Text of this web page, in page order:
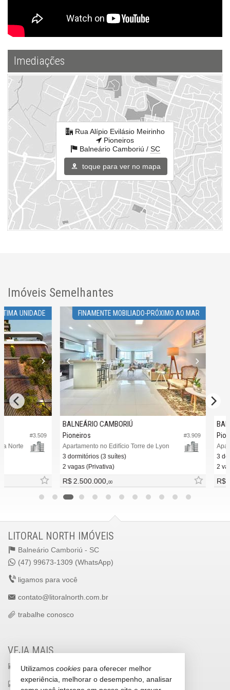
Acessibilidade para PNE
Endereço:
Pioneiros
Balneário Camboriú /
ver mapa abaixo
Imediações
Rua Alípio Evilásio Meirinho
Pioneiros
Balneário Camboriú / SC
toque para ver no mapa
Imóveis Semelhantes
FINAMENTE MOBILIADO-PRÓXIMO AO MAR
BALNEÁRIO CAMBORIÚ
Pioneiros
Apartamento no Edifício Torre de Lyon
3 dormitórios (3 suítes)
2 vagas (Privativa)
R$ 2.500.000,00
Pioneiros
3
2 vagas
R$
LITORAL NORTH IMÓVEIS
Balneário Camboriú - SC
(47) 99673-1309 (WhatsApp)
ligamos para você
contato@litoralnorth.com.br
trabalhe conosco
VEJA MAIS
receba nosso newsletter
indicadores financeiros
Utilizamos cookies para oferecer melhor
experiência, melhorar o desempenho, analisar